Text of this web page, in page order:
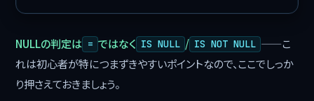
NULLの判定は = ではなく IS NULL / IS NOT NULL ——こ
れは初心者が特につまずきやすいポイントなので、ここでしっか
り押さえておきましょう。